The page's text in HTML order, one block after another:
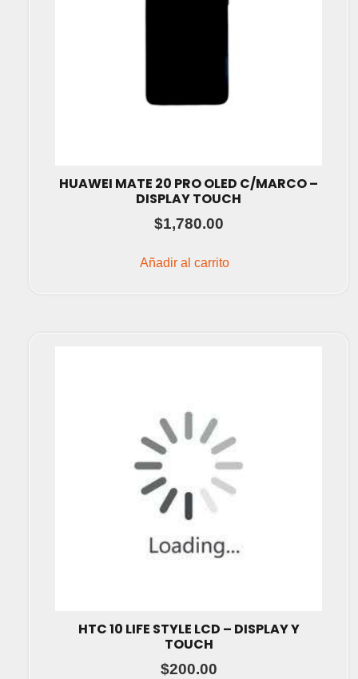
HUAWEI MATE 20 PRO OLED C/MARCO –
DISPLAY TOUCH
$1,780.00
Añadir al carrito
HTC 10 LIFE STYLE LCD – DISPLAY Y
TOUCH
$200.00